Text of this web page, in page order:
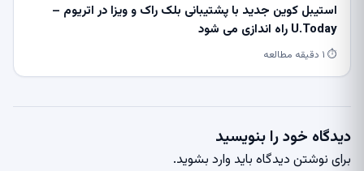
استیبل کوین جدید با پشتیبانی بلک راک و ویزا در اتریوم –
U.Today راه اندازی می شود
⏱ ۱ دقیقه مطالعه
دیدگاه خود را بنویسید
برای نوشتن دیدگاه باید وارد بشوید.